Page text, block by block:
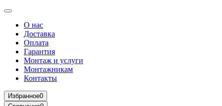
О нас
Доставка
Оплата
Гарантия
Монтаж и услуги
Монтажникам
Контакты
Избранное0